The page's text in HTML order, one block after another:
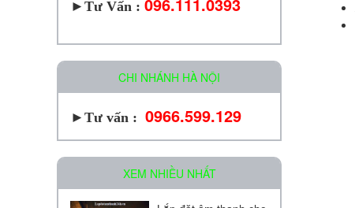
► Tư Vấn :
CHI NHÁNH HÀ NỘI
►Tư vấn : 0966.599.129
XEM NHIỀU NHẤT